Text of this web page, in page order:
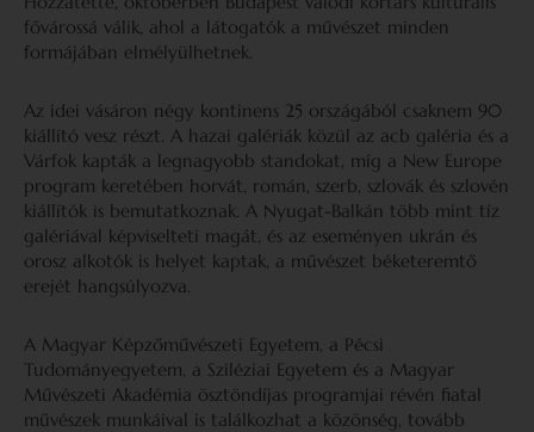
fővárossá válik, ahol a látogatók a művészet minden
formájában elmélyülhetnek.
Az idei vásáron négy kontinens 25 országából csaknem 90
kiállító vesz részt. A hazai galériák közül az acb galéria és a
Várfok kapták a legnagyobb standokat, míg a New Europe
program keretében horvát, román, szerb, szlovák és szlovén
kiállítók is bemutatkoznak. A Nyugat-Balkán több mint tíz
galériával képviselteti magát, és az eseményen ukrán és
orosz alkotók is helyet kaptak, a művészet béketeremtő
erejét hangsúlyozva.
A Magyar Képzőművészeti Egyetem, a Pécsi
Tudományegyetem, a Sziléziai Egyetem és a Magyar
Művészeti Akadémia ösztöndíjas programjai révén fiatal
művészek munkáival is találkozhat a közönség, tovább